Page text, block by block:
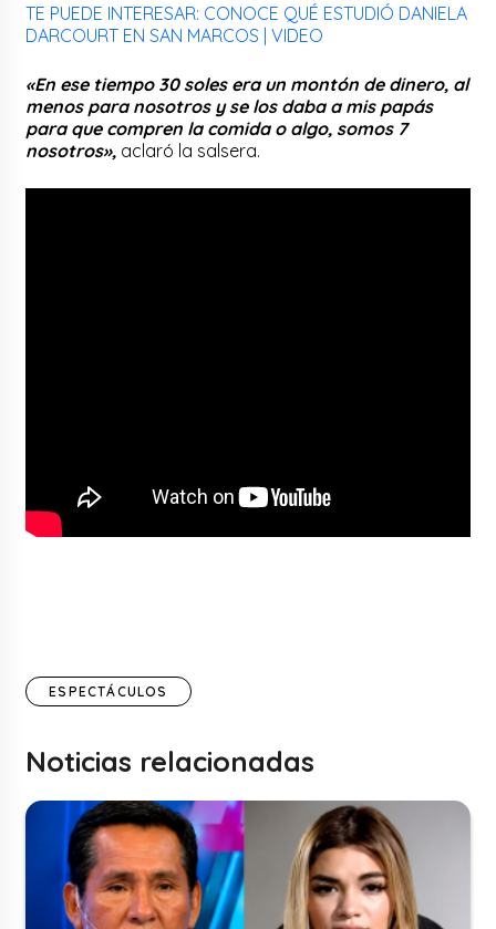
TE PUEDE INTERESAR: CONOCE QUÉ ESTUDIÓ DANIELA
DARCOURT EN SAN MARCOS | VIDEO
«En ese tiempo 30 soles era un montón de dinero, al
menos para nosotros y se los daba a mis papás
para que compren la comida o algo, somos 7
nosotros», aclaró la salsera.
ESPECTÁCULOS
Noticias relacionadas